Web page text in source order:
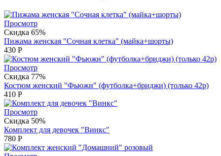
Просмотр
Скидка 65%
Пижама женская "Сочная клетка" (майка+шорты)
430 Р
Просмотр
Скидка 77%
Костюм женский "Фьюжн" (футболка+бриджи) (только 42р)
410 Р
Просмотр
Скидка 50%
Комплект для девочек "Винкс"
780 Р